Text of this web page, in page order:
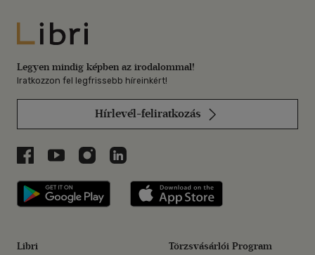
Libri
Legyen mindig képben az irodalommal!
Iratkozzon fel legfrissebb híreinkért!
Hírlevél-feliratkozás
Libri a Facebookon
Libri a Youtube-on
Libri az Instagramon
Libri a LinkedInen
Libri applikáció Szerezd meg: Google
Libri Törzsvásárlói Program